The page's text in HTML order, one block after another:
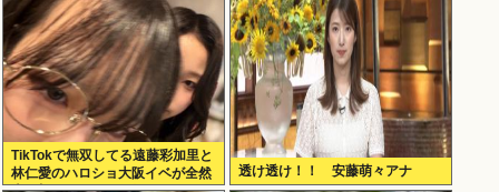
TikTokで無双してる遠藤彩加里と
林仁愛のハロショ大阪イベが全然
透け透け！！ 安藤萌々アナ